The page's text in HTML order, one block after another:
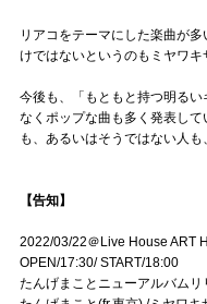
リアコをテーマにした楽曲が
けではないというのもミヤワキ
今後も、「もともと持つ明る
なくポップな曲も多く発表し
も、あるいはそうではない人
【告知】
2022/03/22＠Live House ART
OPEN/17:30/ START/18:00
たんげまことニューアルバムリ